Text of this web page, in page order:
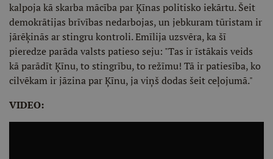
kalpoja kā skarba mācība par Ķīnas politisko iekārtu. Šeit
demokrātijas brīvības nedarbojas, un jebkuram tūristam ir
jārēķinās ar stingru kontroli. Emīlija uzsvēra, ka šī
pieredze parāda valsts patieso seju: "Tas ir īstākais veids
kā parādīt Ķīnu, to stingrību, to režīmu! Tā ir patiesība, ko
cilvēkam ir jāzina par Ķīnu, ja viņš dodas šeit ceļojumā."
VIDEO: